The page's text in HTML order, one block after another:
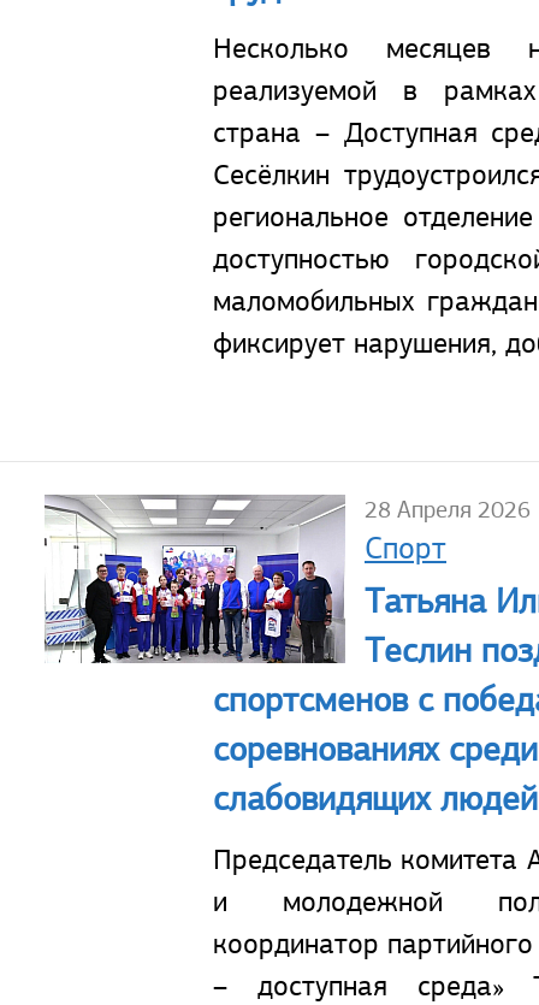
Несколько месяцев
реализуемой в
страна – Доступная
Сесёлкин
региональное
доступностью
маломобильных
фиксирует нарушения,
28 Апреля 2026
Спорт
Татьяна
Теслин
спортсменов с
соревнованиях
слабовидящих людей
Председатель комитета
и молодежной
координатор
– доступная среда»